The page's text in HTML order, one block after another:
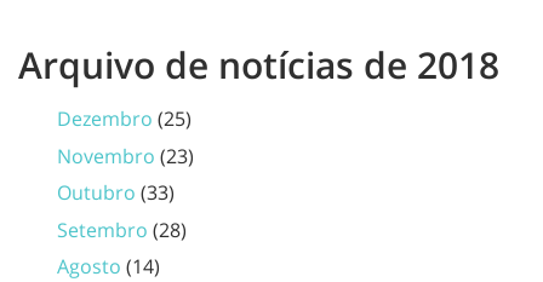
Arquivo de notícias de 2018
Dezembro (25)
Novembro (23)
Outubro (33)
Setembro (28)
Agosto (14)